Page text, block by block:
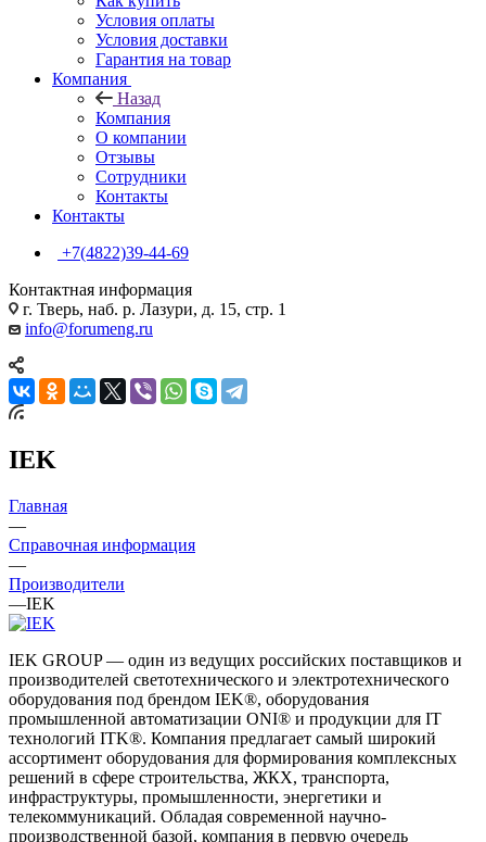
Условия оплаты
Условия доставки
Гарантия на товар
Компания
Назад
Компания
О компании
Отзывы
Сотрудники
Контакты
Контакты
+7(4822)39-44-69
Контактная информация
г. Тверь, наб. р. Лазури, д. 15, стр. 1
info@forumeng.ru
IEK
Главная
—
Справочная информация
—
Производители
—IEK
IEK GROUP — один из ведущих российских поставщиков и
производителей светотехнического и электротехнического
оборудования под брендом IEK®, оборудования
промышленной автоматизации ONI® и продукции для IT
технологий ITK®. Компания предлагает самый широкий
ассортимент оборудования для формирования комплексных
решений в сфере строительства, ЖКХ, транспорта,
инфраструктуры, промышленности, энергетики и
телекоммуникаций. Обладая современной научно-
производственной базой, компания в первую очередь